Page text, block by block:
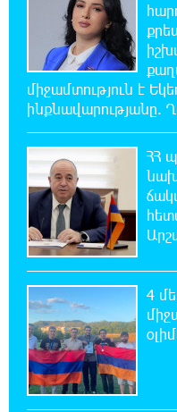
15:24:13 6-08-
Վեհափառի
Գարեգին Բ․
դատախազներն են
ելնելով․ տեսանյութ
15:09:27 6-08-
Ռեբուսը
ՀՀ 29.800
Վարդևանյանը՝
15:00:46 6-08-
Ֆասթ
քարտային առաջարկները
14:40:31 6-08-
համախմբի
միջամտություն է
ինքնավարությանը.
ՀՀ
4